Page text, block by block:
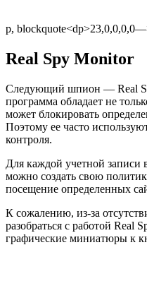
p,
Real Spy Monitor
Следующий шпион — Real
программа обладает не
может блокировать
Поэтому ее часто
контроля.
Для каждой учетной записи
можно создать свою
посещение определенных
К сожалению, из-за
разобраться с работой Real
графические миниатюры к